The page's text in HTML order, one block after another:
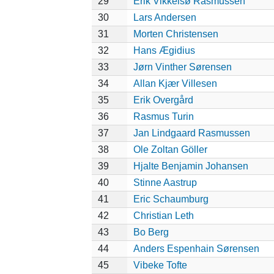
30
Lars Andersen
31
Morten Christensen
32
Hans Ægidius
33
Jørn Vinther Sørensen
34
Allan Kjær Villesen
35
Erik Overgård
36
Rasmus Turin
37
Jan Lindgaard Rasmussen
38
Ole Zoltan Göller
39
Hjalte Benjamin Johansen
40
Stinne Aastrup
41
Eric Schaumburg
42
Christian Leth
43
Bo Berg
44
Anders Espenhain Sørensen
45
Vibeke Tofte